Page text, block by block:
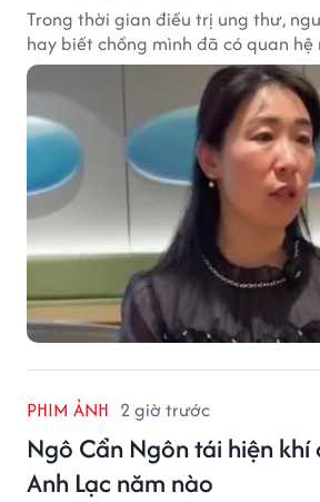
Trong thời gian điều trị ung thư,
hay biết chồng mình đã có quan hệ
PHIM ẢNH 2 giờ trước
Ngô Cẩn Ngôn tái hiện
Anh Lạc năm nào